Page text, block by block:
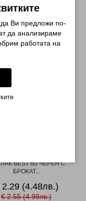
BEST 60 ЧЕРЕН С
БРОКАТ...
2.29 (4.48лв.)
€ 2.55 (4.99лв.)
да Ви предложи по-
да анализираме
работата на